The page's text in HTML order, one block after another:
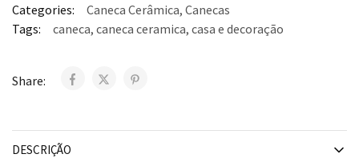
Categories:
Caneca Cerâmica, Canecas
Tags:
caneca, caneca ceramica, casa e decoração
Share:
DESCRIÇÃO